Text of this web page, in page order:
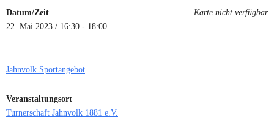
Karte nicht verfügbar
Datum/Zeit
22. Mai 2023 / 16:30 - 18:00
Jahnvolk Sportangebot
Veranstaltungsort
Turnerschaft Jahnvolk 1881 e.V.